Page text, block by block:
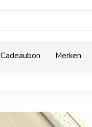
Cadeaubon Merken